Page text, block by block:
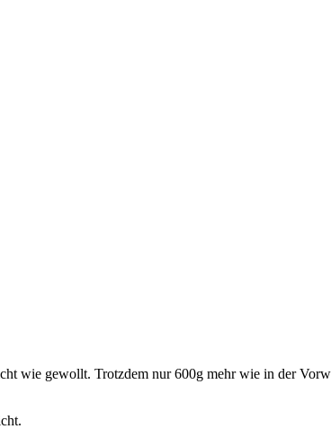
wie gewollt. Trotzdem nur 600g mehr wie in der